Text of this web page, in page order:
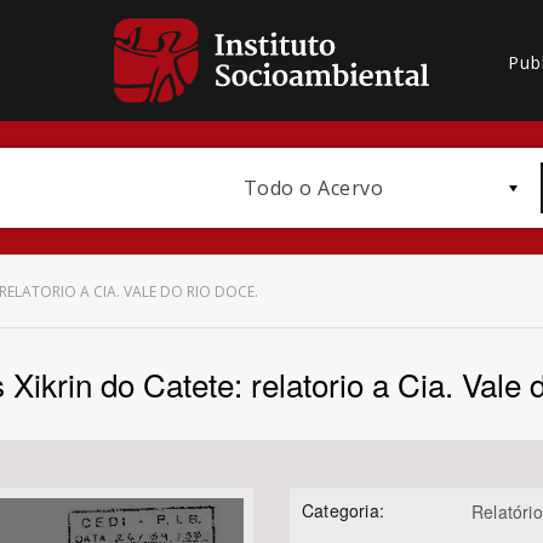
Todo o Acervo
A CIA. VALE DO RIO DOCE.
Xikrin do Catete: relatorio a Cia. Vale
Categoria: